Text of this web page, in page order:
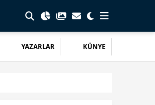
YAZARLAR KÜNYE